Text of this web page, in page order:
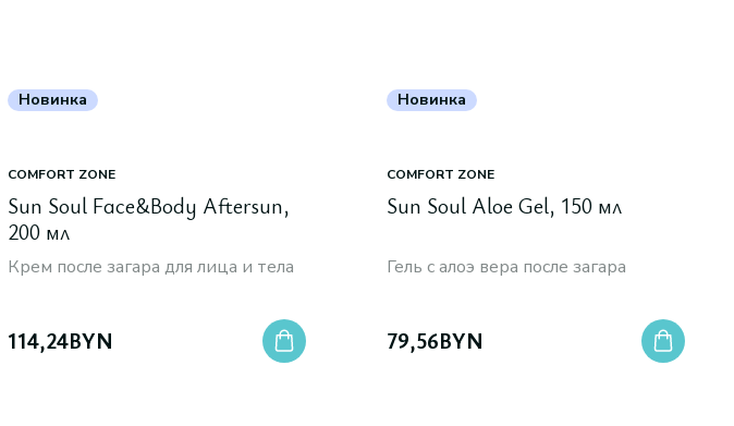
Новинка
COMFORT ZONE
Sun Soul Face&Body Aftersun,
200 мл
Крем после загара для лица и тела
114,24BYN
Новинка
COMFORT ZONE
Sun Soul Aloe Gel, 150 мл
Гель с алоэ вера после загара
79,56BYN